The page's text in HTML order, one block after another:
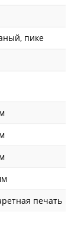
пике
печать